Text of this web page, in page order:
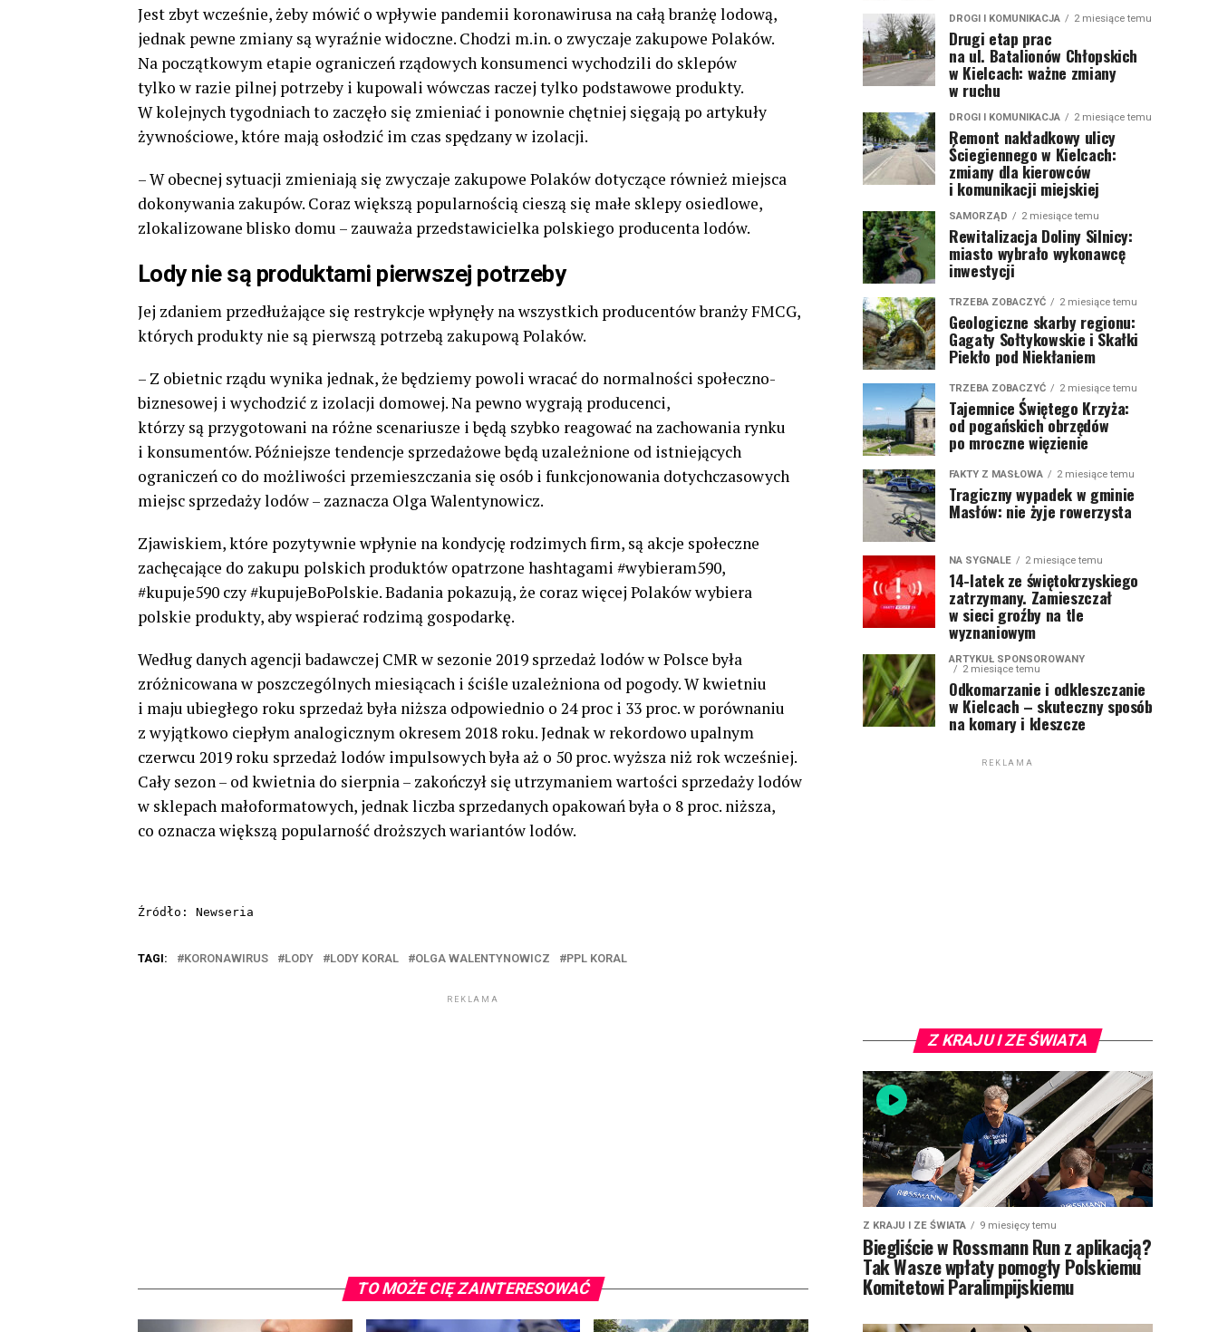
Jest zbyt wcześnie, żeby mówić o wpływie pandemii koronawirusa na całą branżę lodową,
jednak pewne zmiany są wyraźnie widoczne. Chodzi m.in. o zwyczaje zakupowe Polaków.
Na początkowym etapie ograniczeń rządowych konsumenci wychodzili do sklepów
tylko w razie pilnej potrzeby i kupowali wówczas raczej tylko podstawowe produkty.
W kolejnych tygodniach to zaczęło się zmieniać i ponownie chętniej sięgają po artykuły
żywnościowe, które mają osłodzić im czas spędzany w izolacji.
– W obecnej sytuacji zmieniają się zwyczaje zakupowe Polaków dotyczące również miejsca
dokonywania zakupów. Coraz większą popularnością cieszą się małe sklepy osiedlowe,
zlokalizowane blisko domu – zauważa przedstawicielka polskiego producenta lodów.
Lody nie są produktami pierwszej potrzeby
Jej zdaniem przedłużające się restrykcje wpłynęły na wszystkich producentów branży FMCG,
których produkty nie są pierwszą potrzebą zakupową Polaków.
– Z obietnic rządu wynika jednak, że będziemy powoli wracać do normalności społeczno-
biznesowej i wychodzić z izolacji domowej. Na pewno wygrają producenci,
którzy są przygotowani na różne scenariusze i będą szybko reagować na zachowania rynku
i konsumentów. Późniejsze tendencje sprzedażowe będą uzależnione od istniejących
ograniczeń co do możliwości przemieszczania się osób i funkcjonowania dotychczasowych
miejsc sprzedaży lodów – zaznacza Olga Walentynowicz.
Zjawiskiem, które pozytywnie wpłynie na kondycję rodzimych firm, są akcje społeczne
zachęcające do zakupu polskich produktów opatrzone hashtagami #wybieram590,
#kupuje590 czy #kupujeBoPolskie. Badania pokazują, że coraz więcej Polaków wybiera
polskie produkty, aby wspierać rodzimą gospodarkę.
Według danych agencji badawczej CMR w sezonie 2019 sprzedaż lodów w Polsce była
zróżnicowana w poszczególnych miesiącach i ściśle uzależniona od pogody. W kwietniu
i maju ubiegłego roku sprzedaż była niższa odpowiednio o 24 proc i 33 proc. w porównaniu
z wyjątkowo ciepłym analogicznym okresem 2018 roku. Jednak w rekordowo upalnym
czerwcu 2019 roku sprzedaż lodów impulsowych była aż o 50 proc. wyższa niż rok wcześniej.
Cały sezon – od kwietnia do sierpnia – zakończył się utrzymaniem wartości sprzedaży lodów
w sklepach małoformatowych, jednak liczba sprzedanych opakowań była o 8 proc. niższa,
co oznacza większą popularność droższych wariantów lodów.
Źródło: Newseria
TAGI: KORONAWIRUS LODY LODY KORAL OLGA WALENTYNOWICZ PPL KORAL
REKLAMA
TO MOŻE CIĘ ZAINTERESOWAĆ
DROGI I KOMUNIKACJA 2 miesiące temu
Drugi etap prac
na ul. Batalionów Chłopskich
w Kielcach: ważne zmiany
w ruchu
DROGI I KOMUNIKACJA 2 miesiące temu
Remont nakładkowy ulicy
Ściegiennego w Kielcach:
zmiany dla kierowców
i komunikacji miejskiej
SAMORZĄD 2 miesiące temu
Rewitalizacja Doliny Silnicy:
miasto wybrało wykonawcę
inwestycji
TRZEBA ZOBACZYĆ 2 miesiące temu
Geologiczne skarby regionu:
Gagaty Sołtykowskie i Skałki
Piekło pod Niekłaniem
TRZEBA ZOBACZYĆ 2 miesiące temu
Tajemnice Świętego Krzyża:
od pogańskich obrzędów
po mroczne więzienie
FAKTY Z MASŁOWA 2 miesiące temu
Tragiczny wypadek w gminie
Masłów: nie żyje rowerzysta
NA SYGNALE 2 miesiące temu
14-latek ze świętokrzyskiego
zatrzymany. Zamieszczał
w sieci groźby na tle
wyznaniowym
ARTYKUŁ SPONSOROWANY
2 miesiące temu
Odkomarzanie i odkleszczanie
w Kielcach – skuteczny sposób
na komary i kleszcze
REKLAMA
Z KRAJU I ZE ŚWIATA
Z KRAJU I ZE ŚWIATA 9 miesięcy temu
Biegliście w Rossmann Run z aplikacją?
Tak Wasze wpłaty pomogły Polskiemu
Komitetowi Paralimpijskiemu